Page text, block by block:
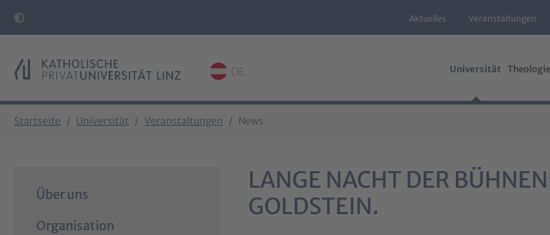
Aktuelles Veranstaltungen
DE Universität Theologie
Startseite Universität Veranstaltungen News
Über uns
Organisation
LANGE NACHT DER
GOLDSTEIN.